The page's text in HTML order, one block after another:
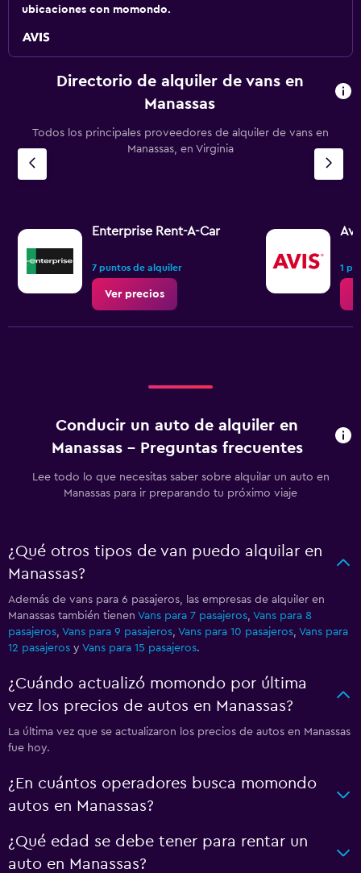
ubicaciones con momondo.
Directorio de alquiler de vans en
Manassas
Todos los principales proveedores de alquiler de vans en
Manassas, en Virginia
Enterprise Rent-A-Car
7 puntos de alquiler
Ver precios
1
Conducir un auto de alquiler en
Manassas - Preguntas frecuentes
Lee todo lo que necesitas saber sobre alquilar un auto en
Manassas para ir preparando tu próximo viaje
¿Qué otros tipos de van puedo alquilar en
Manassas?
Además de vans para 6 pasajeros, las empresas de alquiler en
Manassas también tienen Vans para 7 pasajeros, Vans para 8
pasajeros, Vans para 9 pasajeros, Vans para 10 pasajeros, Vans para
12 pasajeros y Vans para 15 pasajeros.
¿Cuándo actualizó momondo por última
vez los precios de autos en Manassas?
La última vez que se actualizaron los precios de autos en Manassas
fue hoy.
¿En cuántos operadores busca momondo
autos en Manassas?
¿Qué edad se debe tener para rentar un
auto en Manassas?